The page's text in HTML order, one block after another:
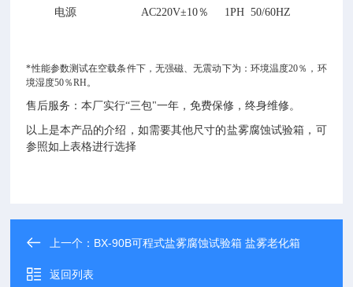
电源 AC220V±10％ 1PH 50/60HZ
*性能参数测试在空载条件下，无强磁、无震动下为：环境温度20％，环
境湿度50％RH。
售后服务：本厂实行“三包"一年，免费保修，终身维修。
以上是本产品的介绍，如需要其他尺寸的盐雾腐蚀试验箱，可
参照如上表格进行选择
上一个： BX-90B可程式盐雾腐蚀试验箱 盐雾老化箱
返回列表